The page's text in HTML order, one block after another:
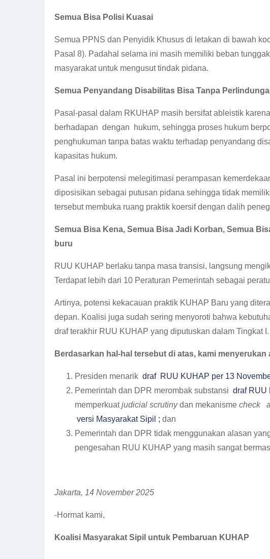
Semua Bisa Polisi Kuasai
Semua PPNS dan Penyidik Khusus di letakan di bawah
Pasal 8). Padahal selama ini masih memiliki beban
masyarakat untuk mengusut tindak pidana.
Semua Penyandang Disabilitas Bisa Tanpa
Pasal-pasal dalam RKUHAP masih bersifat ableistik
berhadapan dengan hukum, sehingga proses hukum
penghukuman tanpa batas waktu terhadap penyandang
kapasitas hukum.
Pasal ini berpotensi melegitimasi perampasan
diposisikan sebagai putusan pidana sehingga tidak
tersebut membuka ruang praktik koersif dengan dalih
Semua Bisa Kena, Semua Bisa Jadi Korban, Semua
buru
RUU KUHAP berlaku tanpa masa transisi, langsung
Terdapat lebih dari 10 Peraturan Pemerintah sebagai
Artinya, potensi kekacauan praktik KUHAP Baru yang
depan. Koalisi juga sudah sering menyoroti bahwa
draf terakhir RUU KUHAP yang diputuskan dalam Tingkat I.
Berdasarkan hal-hal tersebut di atas, kami menyerukan
Presiden menarik draf RUU KUHAP per 13
Pemerintah dan DPR merombak substansi draf RUU
memperkuatjudicial scrutinydan mekanisme check
versi Masyarakat Sipil ; dan
Pemerintah dan DPR tidak menggunakan alasan
pengesahan RUU KUHAP yang masih sangat
Jakarta, 14 November 2025
-Hormat kami,
Koalisi Masyarakat Sipil untuk Pembaruan KUHAP